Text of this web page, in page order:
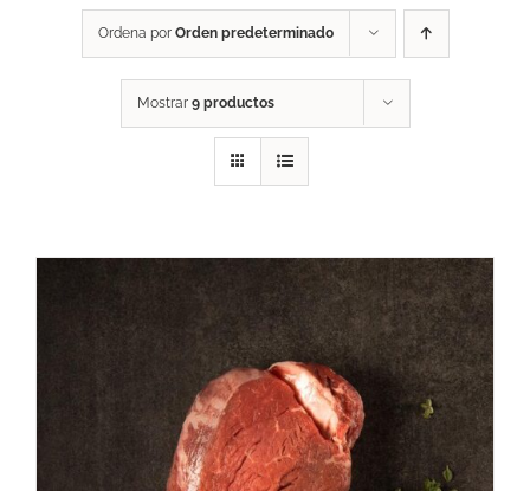
Ordena por Orden predeterminado
Mostrar 9 productos